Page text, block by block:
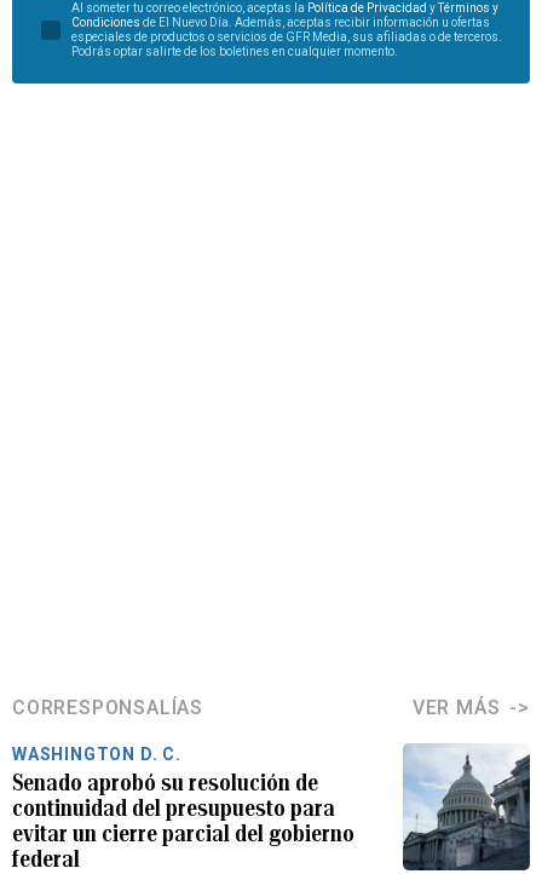
Al someter tu correo electrónico, aceptas la Política de Privacidad yTérminos y
Condiciones de El Nuevo Día. Además, aceptas recibir información u ofertas
especiales de productos o servicios de GFR Media, sus afiliadas o de terceros.
Podrás optar salirte de los boletines en cualquier momento.
CORRESPONSALÍAS VER MÁS
WASHINGTON D. C.
Senado aprobó su resolución de
continuidad del presupuesto para
evitar un cierre parcial del gobierno
federal